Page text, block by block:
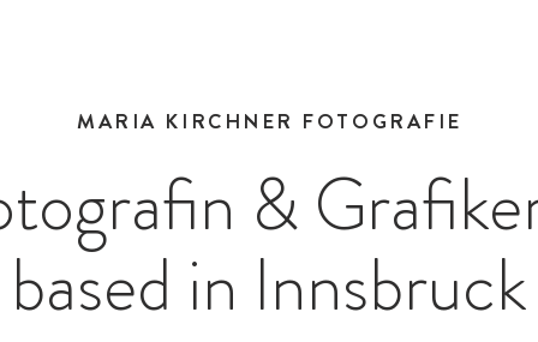
MARIA KIRCHNER FOTOGRAFIE
&
based in Innsbruck